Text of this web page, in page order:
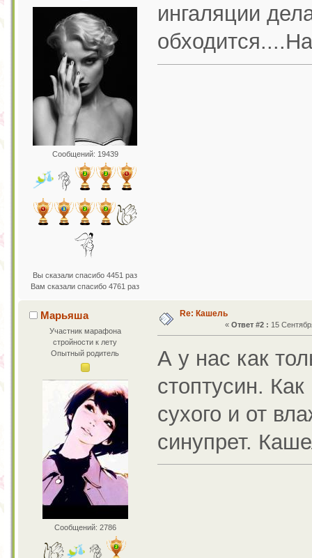
Сообщений: 19439
Вы сказали спасибо 4451 раз
Вам сказали спасибо 4761 раз
ингаляции
Марьяша
Участник марафона
стройности к лету
Опытный родитель
Сообщений: 2786
Re: Кашель
« Ответ #2 : 15
А у нас как
стоптусин.
сухого и от
синупрет.